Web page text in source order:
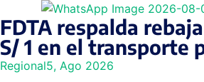
FDTA respalda
S/ 1 en el transporte
Regional5, Ago 2026